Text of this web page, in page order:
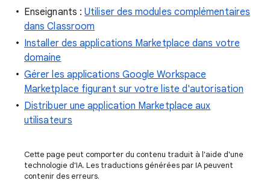
Enseignants :Utiliser des modules complémentaires
dans Classroom
Installer des applications Marketplace dans votre
domaine
Gérer les applications Google Workspace
Marketplace figurant sur votre liste d'autorisation
Distribuer une application Marketplace aux
utilisateurs
Cette page peut comporter du contenu traduit à l'aide d'une
technologie d'IA. Les traductions générées par IA peuvent
contenir des erreurs.